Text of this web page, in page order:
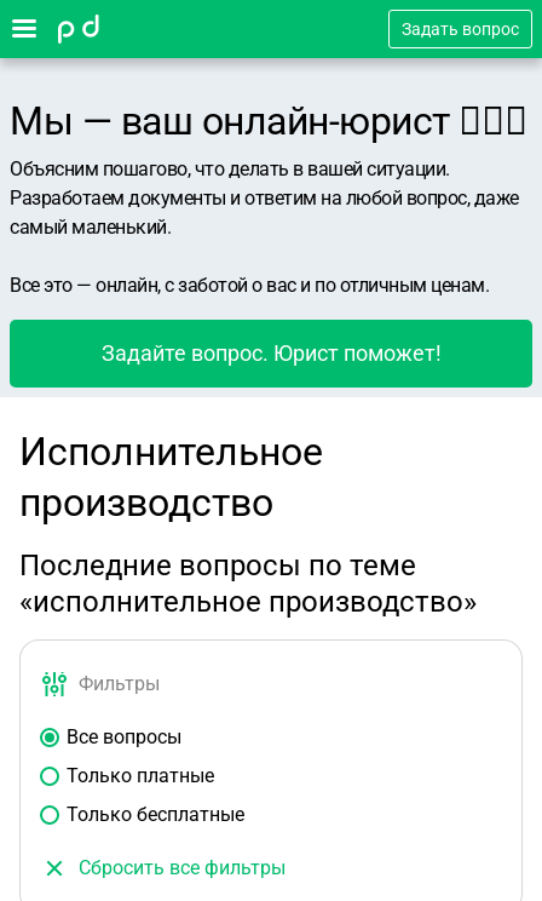
Задать вопрос
Мы — ваш онлайн-юрист 👨🏻‍⚖️
Объясним пошагово, что делать в вашей ситуации.
Разработаем документы и ответим на любой вопрос, даже
самый маленький.
Все это — онлайн, с заботой о вас и по отличным ценам.
Задайте вопрос. Юрист поможет!
Исполнительное
производство
Последние вопросы по теме
«исполнительное производство»
Фильтры
Все вопросы
Только платные
Только бесплатные
Сбросить все фильтры